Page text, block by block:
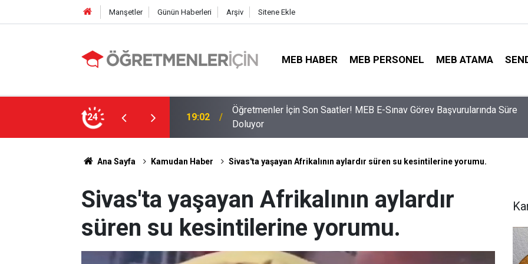
Manşetler Günün Haberleri Arşiv Sitene Ekle
MEB HABER MEB PERSONEL MEB ATAMA
24
E-Sınav Görev Başvurularında Süre
09:01 2026 Atama Sinyali Verildi: İşte MEB’in En Çok Öğretmen Aradığı 15
Ana Sayfa Kamudan Haber Sivas'ta yaşayan Afrikalının aylardır süren su kesintilerine yorumu.
Sivas'ta yaşayan Afrikalının aylardır
süren su kesintilerine yorumu.